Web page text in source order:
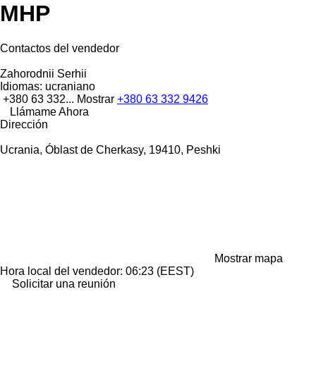
MHP
Contactos del vendedor
Zahorodnii Serhii
Idiomas: ucraniano
+380 63 332... Mostrar +380 63 332 9426
Llámame Ahora
Dirección
Ucrania, Óblast de Cherkasy, 19410, Peshki
Mostrar mapa
Hora local del vendedor: 06:23 (EEST)
Solicitar una reunión